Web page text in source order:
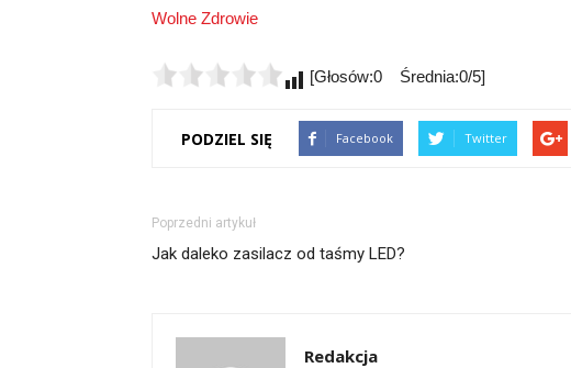
Wolne Zdrowie
[Głosów:0 Średnia:0/5]
PODZIEL SIĘ Facebook Twitter
Poprzedni artykuł
Jak daleko zasilacz od taśmy LED?
Redakcja